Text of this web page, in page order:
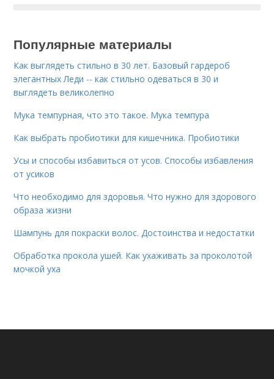
Популярные материалы
Как выглядеть стильно в 30 лет. Базовый гардероб
элегантных Леди -- как стильно одеваться в 30 и
выглядеть великолепно
Мука темпурная, что это такое. Мука темпура
Как выбрать пробиотики для кишечника. Пробиотики
Усы и способы избавиться от усов. Способы избавления
от усиков
Что необходимо для здоровья. Что нужно для здорового
образа жизни
Шампунь для покраски волос. Достоинства и недостатки
Обработка прокола ушей. Как ухаживать за проколотой
мочкой уха